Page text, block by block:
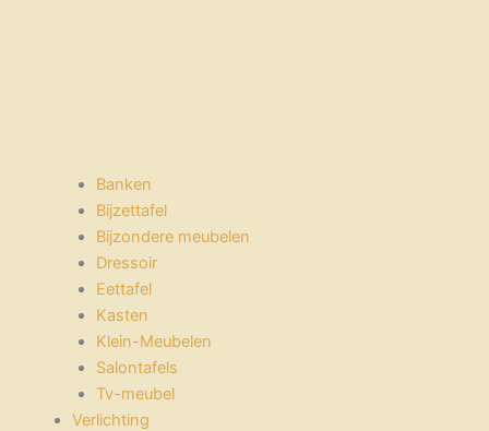
Banken
Bijzettafel
Bijzondere meubelen
Dressoir
Eettafel
Kasten
Klein-Meubelen
Salontafels
Tv-meubel
Verlichting